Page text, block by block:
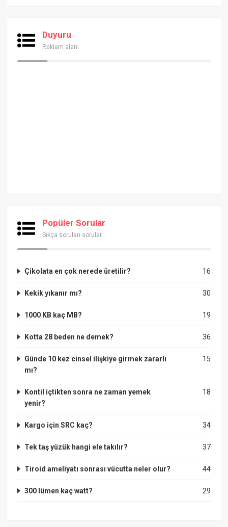
Duyuru
Reklam alanı
Popüler Sorular
Sıkça sorulan sorular
16
Çikolata en çok nerede üretilir?
30
Kekik yıkanır mı?
19
1000 KB kaç MB?
36
Kotta 28 beden ne demek?
15
Günde 10 kez cinsel ilişkiye girmek zararlı
mı?
18
Kontil içtikten sonra ne zaman yemek
yenir?
34
Kargo için SRC kaç?
37
Tek taş yüzük hangi ele takılır?
44
Tiroid ameliyatı sonrası vücutta neler olur?
29
300 lümen kaç watt?